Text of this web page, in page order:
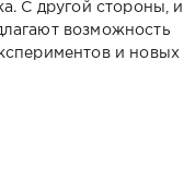
С другой стороны,
возможность
и